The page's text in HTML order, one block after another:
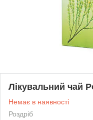
Лікувальний чай
Немає в наявності
Роздріб